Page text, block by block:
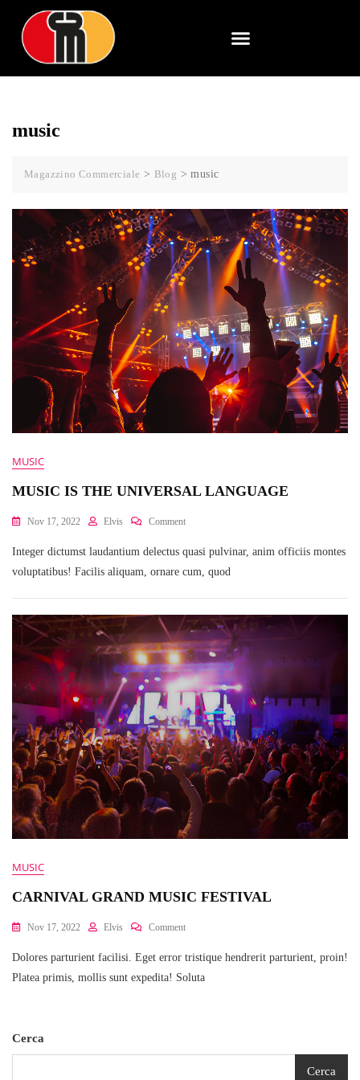
music
Magazzino Commerciale > Blog >music
MUSIC
MUSIC IS THE UNIVERSAL LANGUAGE
Nov 17, 2022 Elvis Comment
Integer dictumst laudantium delectus quasi pulvinar, anim officiis montes
voluptatibus! Facilis aliquam, ornare cum, quod
MUSIC
CARNIVAL GRAND MUSIC FESTIVAL
Nov 17, 2022 Elvis Comment
Dolores parturient facilisi. Eget error tristique hendrerit parturient, proin!
Platea primis, mollis sunt expedita! Soluta
Cerca
Cerca